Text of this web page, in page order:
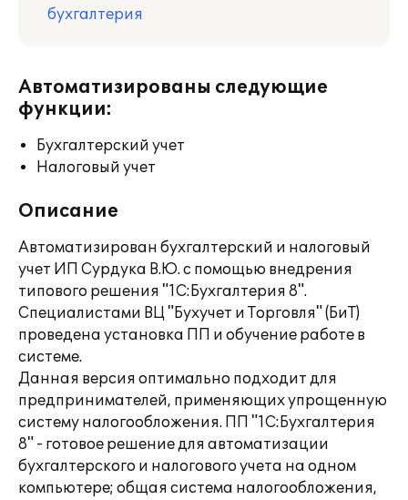
бухгалтерия
Автоматизированы следующие
функции:
Бухгалтерский учет
Налоговый учет
Описание
Автоматизирован бухгалтерский и налоговый
учет ИП Сурдука В.Ю. с помощью внедрения
типового решения "1С:Бухгалтерия 8".
Специалистами ВЦ "Бухучет и Торговля" (БиТ)
проведена установка ПП и обучение работе в
системе.
Данная версия оптимально подходит для
предпринимателей, применяющих упрощенную
систему налогообложения. ПП "1С:Бухгалтерия
8" - готовое решение для автоматизации
бухгалтерского и налогового учета на одном
компьютере; общая система налогообложения,